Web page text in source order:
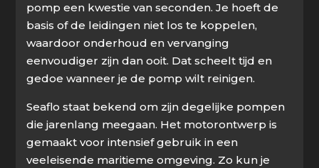
pomp een kwestie van seconden. Je hoeft de
basis of de leidingen niet los te koppelen,
waardoor onderhoud en vervanging
eenvoudiger zijn dan ooit. Dat scheelt tijd en
gedoe wanneer je de pomp wilt reinigen.
Seaflo staat bekend om zijn degelijke pompen
die jarenlang meegaan. Het motorontwerp is
gemaakt voor intensief gebruik in een
veeleisende maritieme omgeving. Zo kun je